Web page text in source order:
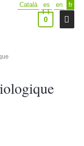
0
Català es en fr